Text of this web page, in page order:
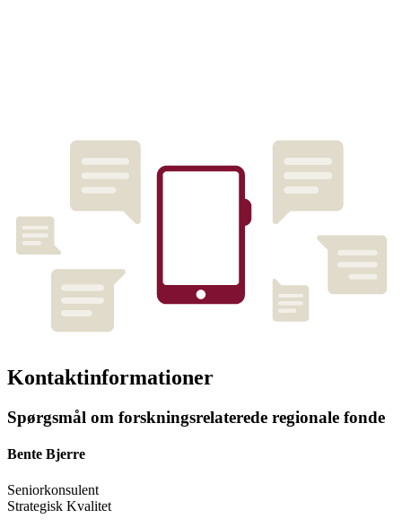
Kontaktinformationer
Spørgsmål om forskningsrelaterede regionale fonde
Bente Bjerre
Seniorkonsulent
Strategisk Kvalitet